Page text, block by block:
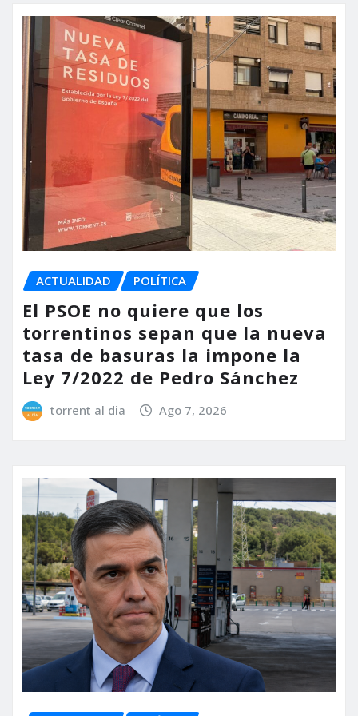
ACTUALIDAD POLÍTICA
El PSOE no quiere que los
torrentinos sepan que la nueva
tasa de basuras la impone la
Ley 7/2022 de Pedro Sánchez
torrent al dia Ago 7, 2026